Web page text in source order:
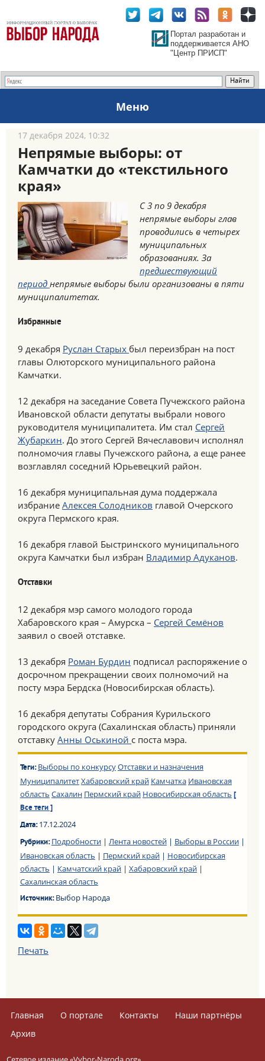
Портал разработан и
поддерживается АНО
"Центр ПРИСП"
Меню
17 декабря 2024, 10:32
Непрямые выборы: от
Камчатки до «текстильного
края»
С 3 по 9 декабря
непрямые выборы глав
проводились в четырех
муниципальных
образованиях. За
предшествующий
период непрямые выборы были организованы в пяти
муниципалитетах.
Избранные
9 декабря Руслан Старых был переизбран на пост
главы Олюторского муниципального района
Камчатки.
12 декабря на заседание Совета Пучежского района
Ивановской области депутаты выбрали нового
руководителя муниципалитета. Им стал Сергей
Жубаркин. До этого Сергей Вячеславович исполнял
полномочия главы Пучежского района, а еще ранее
возглавлял соседний Юрьевецкий район.
16 декабря муниципальная дума поддержала
избрание Алексея Солодников главой Очерского
округа Пермского края.
16 декабря главой Быстринского муниципального
округа Камчатки был избран Владимир Адуканов.
Отставки
12 декабря мэр самого молодого города
Хабаровского края – Амурска – Сергей Семёнов
заявил о своей отставке.
13 декабря Роман Бурдин подписал распоряжение о
досрочном прекращении своих полномочий на
посту мэра Бердска (Новосибирская область).
16 декабря депутаты Собрания Курильского
городского округа (Сахалинская область) приняли
отставку Анны Оськиной с поста мэра.
Теги: Выборы по конкурсуОтставки и назначения
МуниципалитетХабаровский край Камчатка Ивановская
область Сахалин Пермский край Новосибирская область [
Все теги ]
Дата:17.12.2024
Рубрики:Подробности| Лента новостей| Выборы в России|
Ивановская область | Пермский край| Новосибирская
область | Камчатский край| Хабаровский край|
Сахалинская область
Источник:Выбор Народа
Печать
Главная О портале Контакты
Наши партнёры
Архив